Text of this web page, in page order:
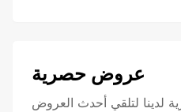
عروض حصرية
لدينا لتلقي أحدث العروض